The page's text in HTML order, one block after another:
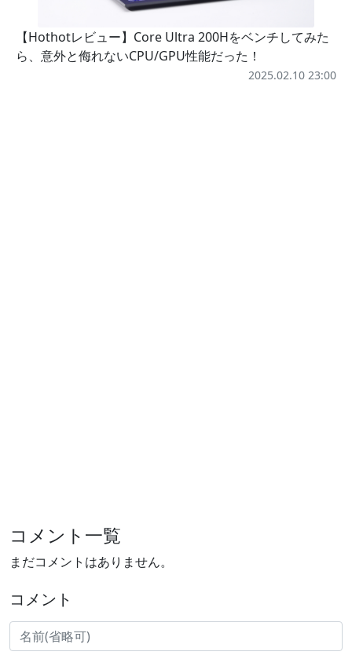
【Hothotレビュー】Core Ultra 200Hをベンチしてみた
ら、意外と侮れないCPU/GPU性能だった！
2025.02.10 23:00
コメント一覧
まだコメントはありません。
コメント